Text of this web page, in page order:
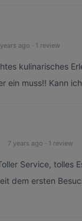
ago · 1 review
kulinarisches
ein muss!! Kann
7 years ago · 1 review
Service, tolles
dem ersten